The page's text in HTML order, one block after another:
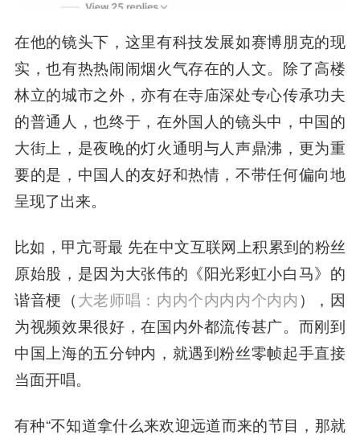
在他的镜头下，这里有科技发展如赛博朋克的现
实，也有热热闹闹烟火气存在的人文。除了高楼
林立的城市之外，亦有在寺庙深处专心传承功夫
的普通人，也终于，在外国人的镜头中，中国的
大街上，是夜晚的灯火通明与人声鼎沸，更为重
要的是，中国人的友好和热情，不带任何偏向地
呈现了出来。
比如，甲亢哥最 先在中文互联网上积累到的粉丝
原始股，是因为大张伟的《阳光彩虹小白马》的
谐音梗（大老师唱：内内个内内内个内内 ），因
为视频效果很好，在国内外都流传甚广。而刚到
中国上海的五分钟内，就遇到粉丝零帧起手直接
当面开唱。
有种“不知道拿什么来欢迎远道而来的节目，那就